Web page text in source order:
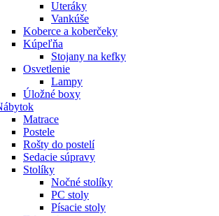
Uteráky
Vankúše
Koberce a koberčeky
Kúpeľňa
Stojany na kefky
Osvetlenie
Lampy
Úložné boxy
Matrace
Postele
Rošty do postelí
Sedacie súpravy
Stolíky
Nočné stolíky
PC stoly
Písacie stoly